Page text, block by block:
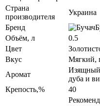
Страна
производителя
Украина
Бренд
Объём, л
0.5
Цвет
Вкус
Мягкий,
Аромат
дуба и
Крепость,%
40